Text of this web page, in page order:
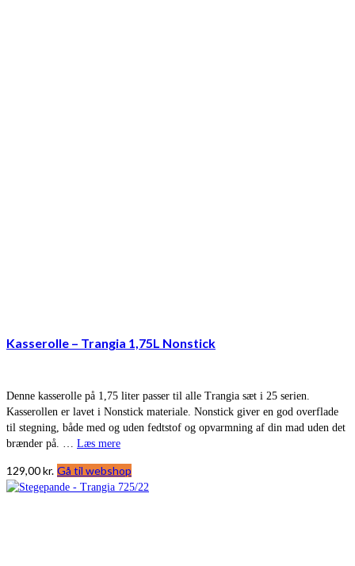
Kasserolle – Trangia 1,75L Nonstick
Denne kasserolle på 1,75 liter passer til alle Trangia sæt i 25 serien.
Kasserollen er lavet i Nonstick materiale. Nonstick giver en god overflade
til stegning, både med og uden fedtstof og opvarmning af din mad uden det
brænder på. … Læs mere
129,00kr. Gå til webshop